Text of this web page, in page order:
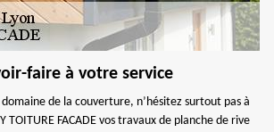
faire à votre service
de la couverture, n’hésitez surtout pas à
FACADE vos travaux de planche de rive